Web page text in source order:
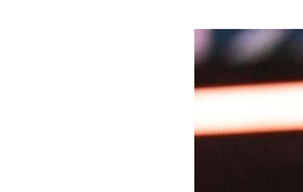
КРЫМ.НЕПОКОРЕННЫЙ
УКРАИНСКАЯ ПРОБЛЕМА КРЫМА